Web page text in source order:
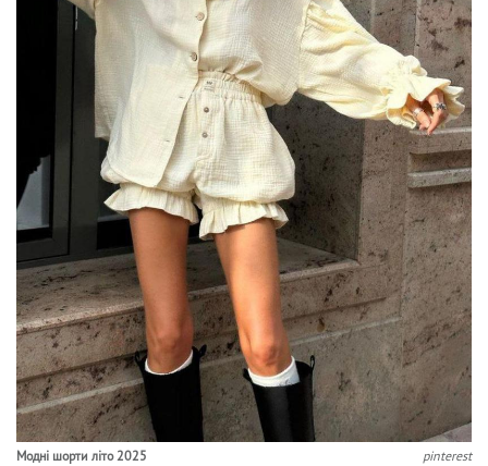
Модні шорти літо 2025 pinterest